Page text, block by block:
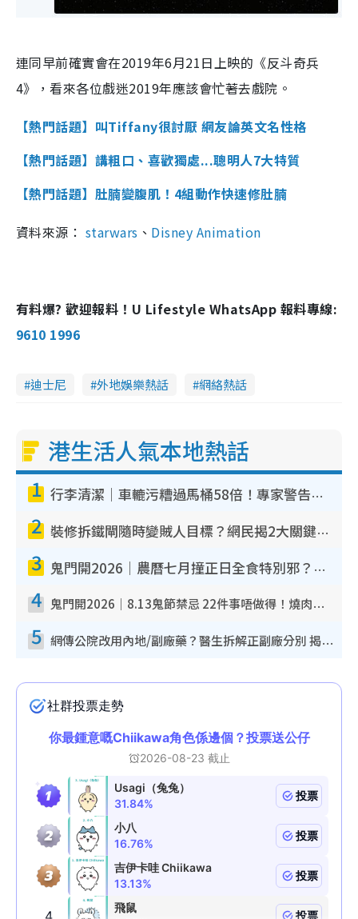
連同早前確實會在2019年6月21日上映的《反斗奇兵
4》，看來各位戲迷2019年應該會忙著去戲院。
【熱門話題】叫Tiffany很討厭 網友論英文名性格
【熱門話題】講粗口、喜歡獨處...聰明人7大特質
【熱門話題】肚腩變腹肌！4組動作快速修肚腩
資料來源： starwars 、
有料爆? 歡迎報料！U Lifestyle WhatsApp 報料專線:
9610 1996
迪士尼 外地娛樂熱話 網絡熱話
港生活人氣本地熱話
1 行李清潔｜車轆污糟過馬桶58倍！專家警告忌用酒精抹 教1招免污手除菌
2 裝修拆鐵閘隨時變賊人目標？網民揭2大關鍵用途：裝新式等於白裝？附新舊鐵閘分別
3 鬼門開2026｜農曆七月撞正日全食特別邪？專家警告切忌做一事！揭4大禁忌+2招保平安
4 鬼門開2026｜8.13鬼節禁忌 22件事唔做得！燒肉、刺身要少食？半夜勿吹口哨/打呢個電話
5 網傳公院改用內地/副廠藥？醫生拆解正副廠分別 揭4類人換藥隨時出事